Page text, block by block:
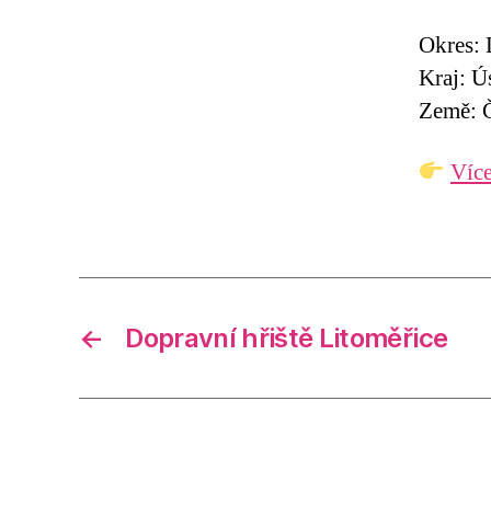
Okres:
Kraj:
Země:
← Dopravní hřiště Litoměřice